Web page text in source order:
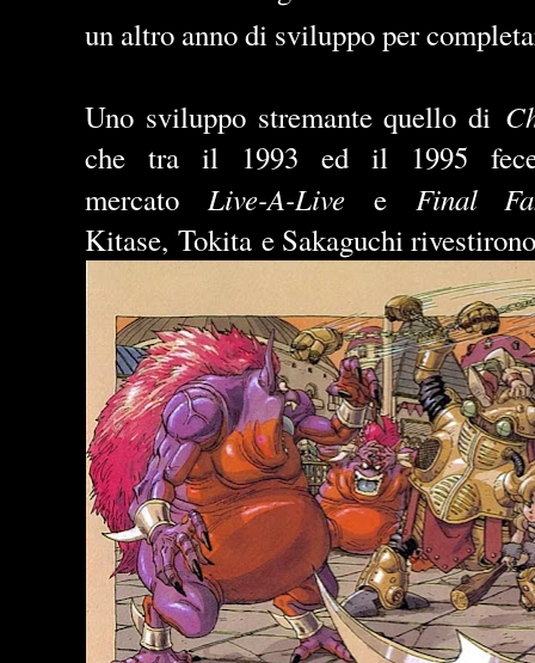
un altro anno di sviluppo per
Uno sviluppo stremante quello di
che tra il 1993 ed il 1995
mercatoLive-A-Live eFinal
Kitase,Tokitae Sakaguchi